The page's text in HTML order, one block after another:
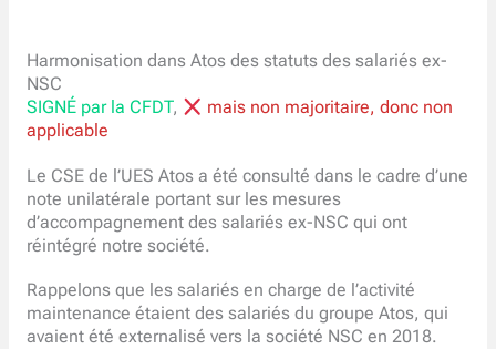
Harmonisation dans Atos des statuts des salariés ex-
NSC
SIGNÉ par la CFDT,
mais non majoritaire, donc non
applicable
Le CSE de l’UES Atos a été consulté dans le cadre d’une
note unilatérale portant sur les mesures
d’accompagnement des salariés ex-NSC qui ont
réintégré notre société.
Rappelons que les salariés en charge de l’activité
maintenance étaient des salariés du groupe Atos, qui
avaient été externalisé vers la société NSC en 2018.